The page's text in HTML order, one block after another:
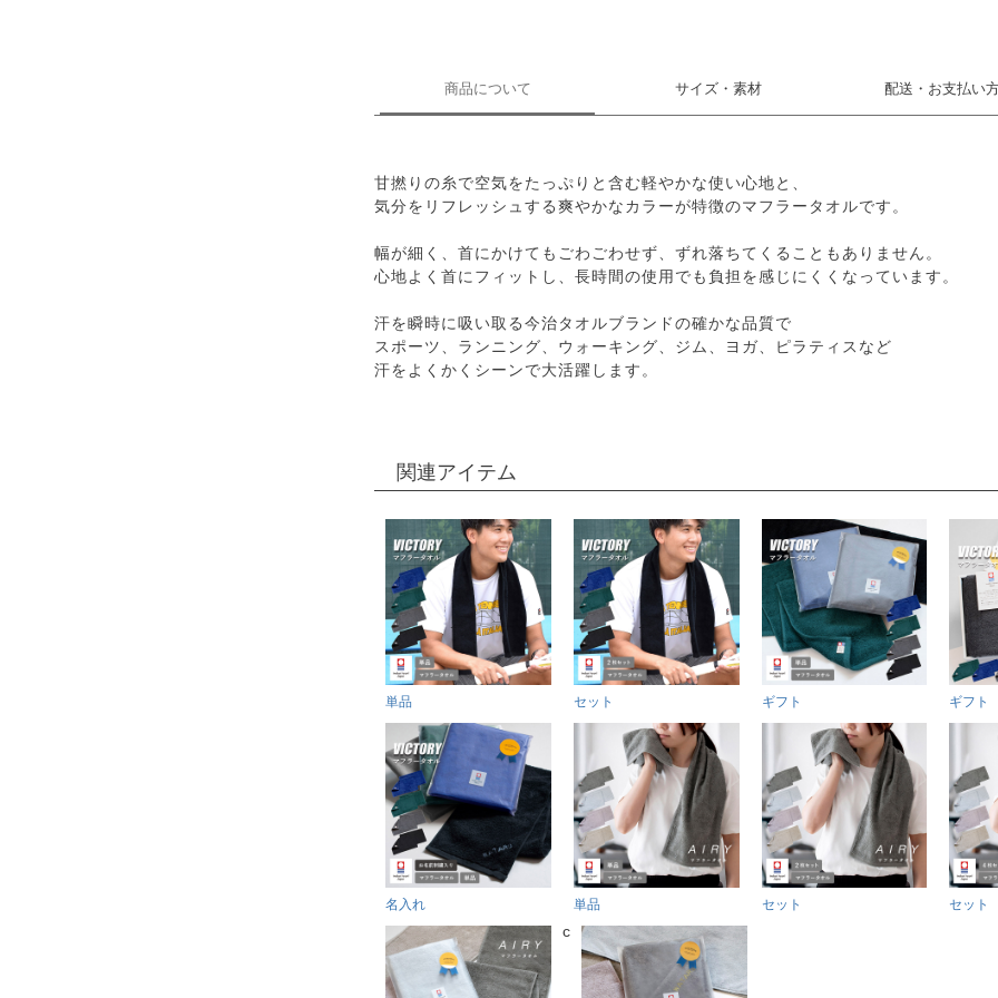
商品について サイズ・素材 配送・お支払い
甘撚りの糸で空気をたっぷりと含む軽やかな使い心地と、
気分をリフレッシュする爽やかなカラーが特徴のマフラータオルです。
幅が細く、首にかけてもごわごわせず、ずれ落ちてくることもありません。
心地よく首にフィットし、長時間の使用でも負担を感じにくくなっています。
汗を瞬時に吸い取る今治タオルブランドの確かな品質で
スポーツ、ランニング、ウォーキング、ジム、ヨガ、ピラティスなど
汗をよくかくシーンで大活躍します。
関連アイテム
単品 セット ギフト ギフト
名入れ 単品 セット セット
c